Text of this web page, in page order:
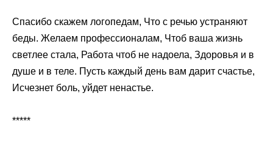
Спасибо скажем логопедам, Что с речью устраняют
беды. Желаем профессионалам, Чтоб ваша жизнь
светлее стала, Работа чтоб не надоела, Здоровья и в
душе и в теле. Пусть каждый день вам дарит счастье,
Исчезнет боль, уйдет ненастье.
*****